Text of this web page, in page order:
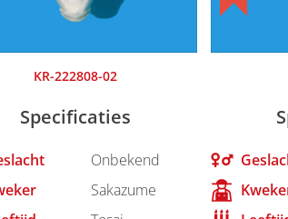
KR-222808-02
Specificaties
Onbekend
Sakazume